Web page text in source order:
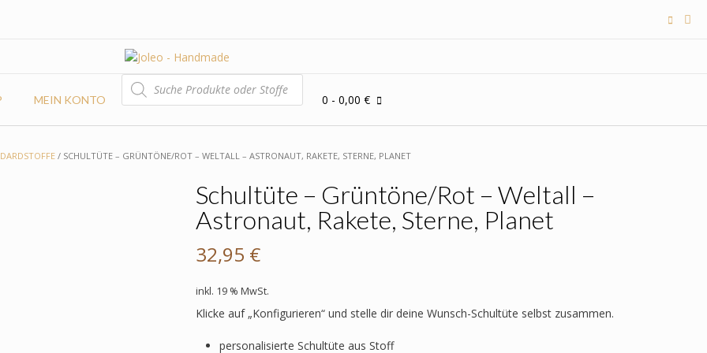
MEIN KONTO
PRODUCTS
SEARCH
0 - 0,00 €
/ SCHULTÜTE – GRÜNTÖNE/ROT – WELTALL – ASTRONAUT, RAKETE, STERNE, PLANET
Schultüte – Grüntöne/Rot – Weltall –
Astronaut, Rakete, Sterne, Planet
32,95 €
inkl. 19 % MwSt.
Klicke auf „Konfigurieren“ und stelle dir deine Wunsch-Schultüte selbst zusammen.
personalisierte Schultüte aus Stoff